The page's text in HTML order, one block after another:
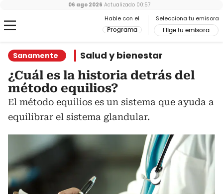
Hable con el
Programa
Selecciona tu emisora
Elige tu emisora
06 ago 2026 Actualizado 00:57
Sanamente Salud y bienestar
¿Cuál es la historia detrás del
método equilios?
El método equilios es un sistema que ayuda a
equilibrar el sistema glandular.